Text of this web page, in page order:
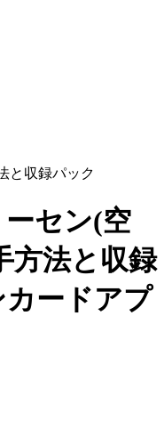
と収録パック
ーセン(空
方法と収録
ードアプ